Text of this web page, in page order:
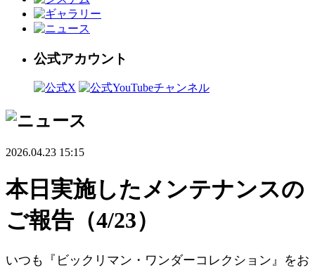
公式アカウント
2026.04.23 15:15
本日実施したメンテナンスの
ご報告（4/23）
いつも『ビックリマン・ワンダーコレクション』をお